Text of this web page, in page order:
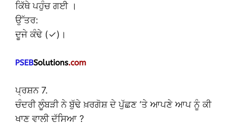
ਕਿੱਥੇ ਪਹੁੰਚ ਗਈ ।
ਉੱਤਰ:
ਦੂਜੇ ਕੰਢੇ (✓)।
ਪ੍ਰਸ਼ਨ 7.
ਚੰਦਰੀ ਲੂੰਬੜੀ ਨੇ ਬੁੱਢੇ ਖ਼ਰਗੋਸ਼ ਦੇ ਪੁੱਛਣ ‘ਤੇ ਆਪਣੇ ਆਪ ਨੂੰ ਕੀ
ਖਾਣ ਵਾਲੀ ਦੱਸਿਆ ?